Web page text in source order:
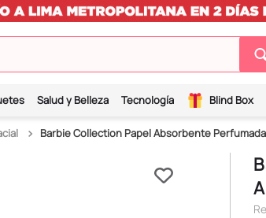
Salud y Belleza Tecnología Blind Box
Barbie Collection Papel Absorbente